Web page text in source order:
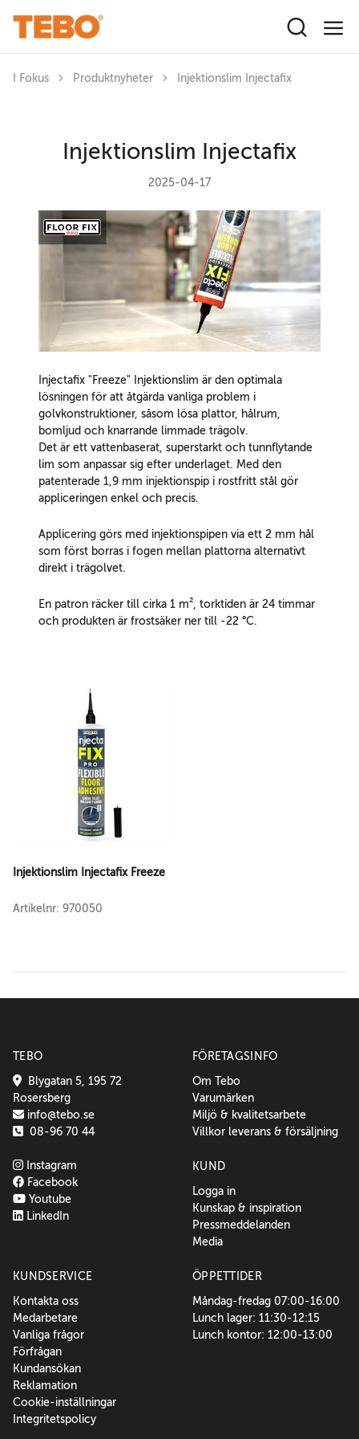
I Fokus Produktnyheter Injektionslim Injectafix
Injektionslim Injectafix
2025-04-17
Injectafix "Freeze" Injektionslim är den optimala
lösningen för att åtgärda vanliga problem i
golvkonstruktioner, såsom lösa plattor, hålrum,
bomljud och knarrande limmade trägolv.
Det är ett vattenbaserat, superstarkt och tunnflytande
lim som anpassar sig efter underlaget. Med den
patenterade 1,9 mm injektionspip i rostfritt stål gör
appliceringen enkel och precis.
Applicering görs med injektionspipen via ett 2 mm hål
som först borras i fogen mellan plattorna alternativt
direkt i trägolvet.
En patron räcker till cirka 1 m², torktiden är 24 timmar
och produkten är frostsäker ner till -22 °C.
Injektionslim Injectafix Freeze
Artikelnr: 970050
TEBO
Blygatan 5, 195 72
Rosersberg
info@tebo.se
08-96 70 44
Instagram
Facebook
Youtube
LinkedIn
FÖRETAGSINFO
Om Tebo
Varumärken
Miljö & kvalitetsarbete
Villkor leverans & försäljning
KUND
Logga in
Kunskap & inspiration
Pressmeddelanden
Media
KUNDSERVICE
Kontakta oss
Medarbetare
Vanliga frågor
Förfrågan
Kundansökan
Reklamation
Cookie-inställningar
Integritetspolicy
ÖPPETTIDER
Måndag-fredag 07:00-16:00
Lunch lager: 11:30-12:15
Lunch kontor: 12:00-13:00